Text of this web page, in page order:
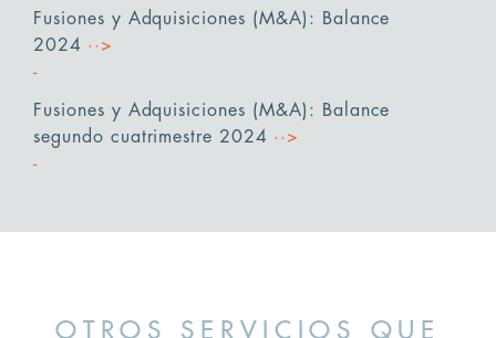
Fusiones y Adquisiciones (M&A): Balance
2024 ··>
Fusiones y Adquisiciones (M&A): Balance
segundo cuatrimestre 2024 ··>
OTROS SERVICIOS QUE